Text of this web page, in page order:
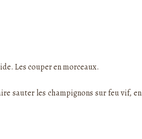
Les couper en morceaux.
sauter les champignons sur feu vif, en